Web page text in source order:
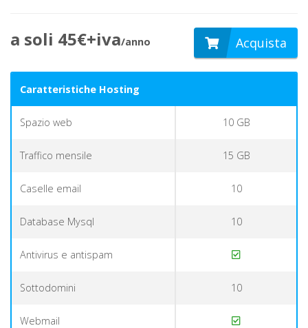
a soli 45€+iva/anno Acquista
Caratteristiche Hosting
Spazio web 10 GB
Traffico mensile 15 GB
Caselle email 10
Database Mysql 10
Antivirus e antispam
Sottodomini 10
Webmail